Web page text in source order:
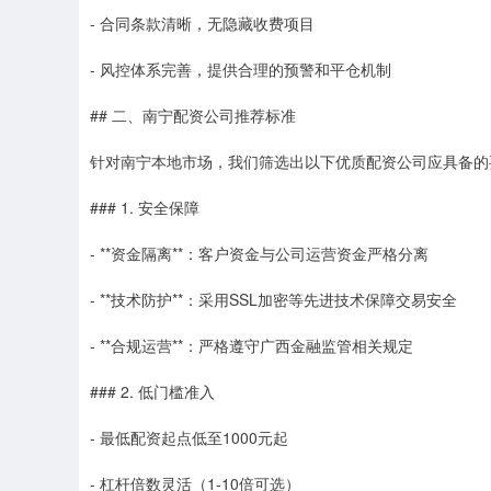
- 合同条款清晰，无隐藏收费项目
- 风控体系完善，提供合理的预警和平仓机制
## 二、南宁配资公司推荐标准
针对南宁本地市场，我们筛选出以下优质配资公司应具备
### 1. 安全保障
- **资金隔离**：客户资金与公司运营资金严格分离
- **技术防护**：采用SSL加密等先进技术保障交易安全
- **合规运营**：严格遵守广西金融监管相关规定
### 2. 低门槛准入
- 最低配资起点低至1000元起
- 杠杆倍数灵活（1-10倍可选）